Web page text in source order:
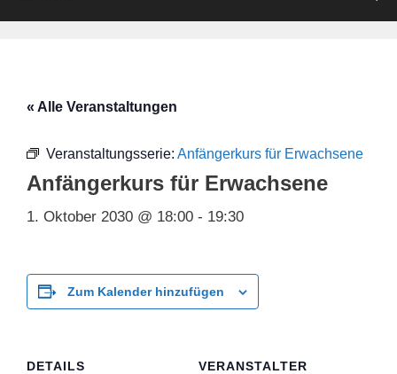
« Alle Veranstaltungen
Veranstaltungsserie: Anfängerkurs für Erwachsene
Anfängerkurs für Erwachsene
1. Oktober 2030 @ 18:00 - 19:30
Zum Kalender hinzufügen
DETAILS
VERANSTALTER